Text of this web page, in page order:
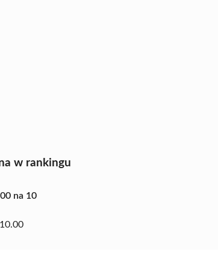
w rankingu
na 10
10.00